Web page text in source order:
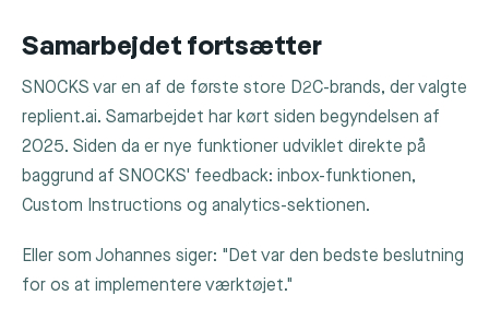
Samarbejdet fortsætter
SNOCKS var en af de første store D2C-brands, der valgte
replient.ai. Samarbejdet har kørt siden begyndelsen af
2025. Siden da er nye funktioner udviklet direkte på
baggrund af SNOCKS' feedback: inbox-funktionen,
Custom Instructions og analytics-sektionen.
Eller som Johannes siger: "Det var den bedste beslutning
for os at implementere værktøjet."